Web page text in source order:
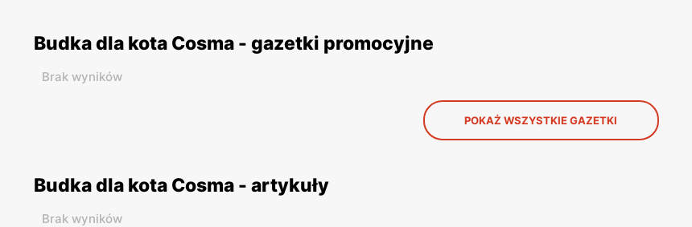
Budka dla kota Cosma - gazetki promocyjne
Brak wyników
POKAŻ WSZYSTKIE GAZETKI
Budka dla kota Cosma - artykuły
Brak wyników